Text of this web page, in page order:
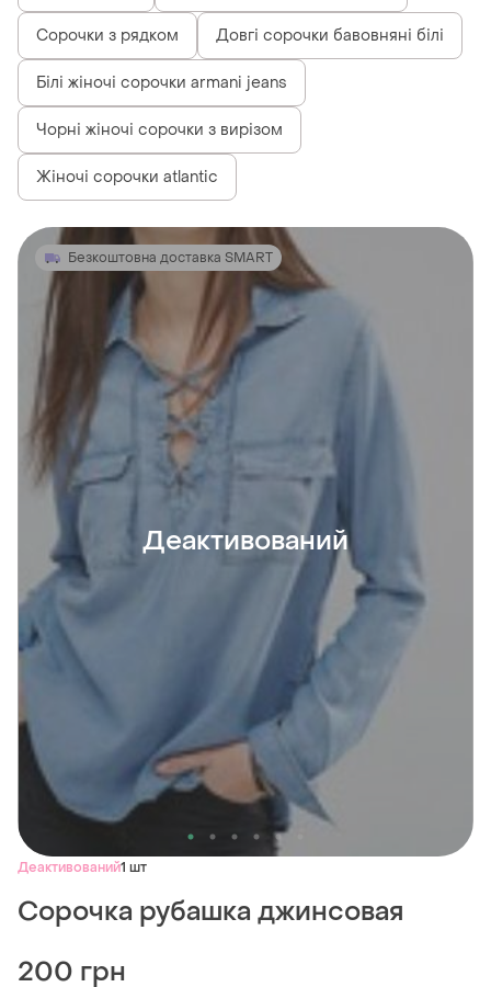
Сорочки з рядком Довгі сорочки бавовняні білі
Білі жіночі сорочки armani jeans
Чорні жіночі сорочки з вирізом
Жіночі сорочки atlantic
Безкоштовна доставка SMART
Деактивований
Деактивований1 шт
Сорочка рубашка джинсовая
200 грн